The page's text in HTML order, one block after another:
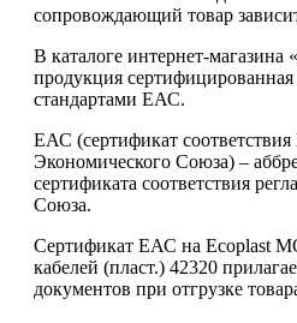
сопровождающий товар
В каталоге интернет-магазина
продукция сертифицированная
стандартами ЕАС.
ЕАС (сертификат соответствия
Экономического Союза) –
сертификата соответствия
Союза.
Сертификат ЕАС на Ecoplast
кабелей (пласт.) 42320
документов при отгрузке